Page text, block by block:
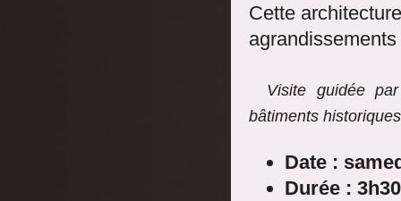
Cette
Visite guidée
bâtiments historiques
Date :
Durée : 3h30